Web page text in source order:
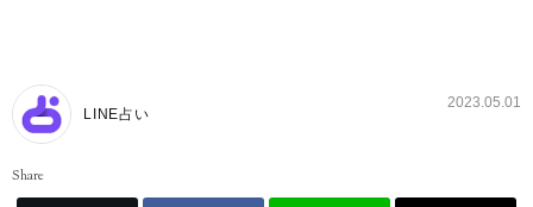
LINE占い
2023.05.01
Share